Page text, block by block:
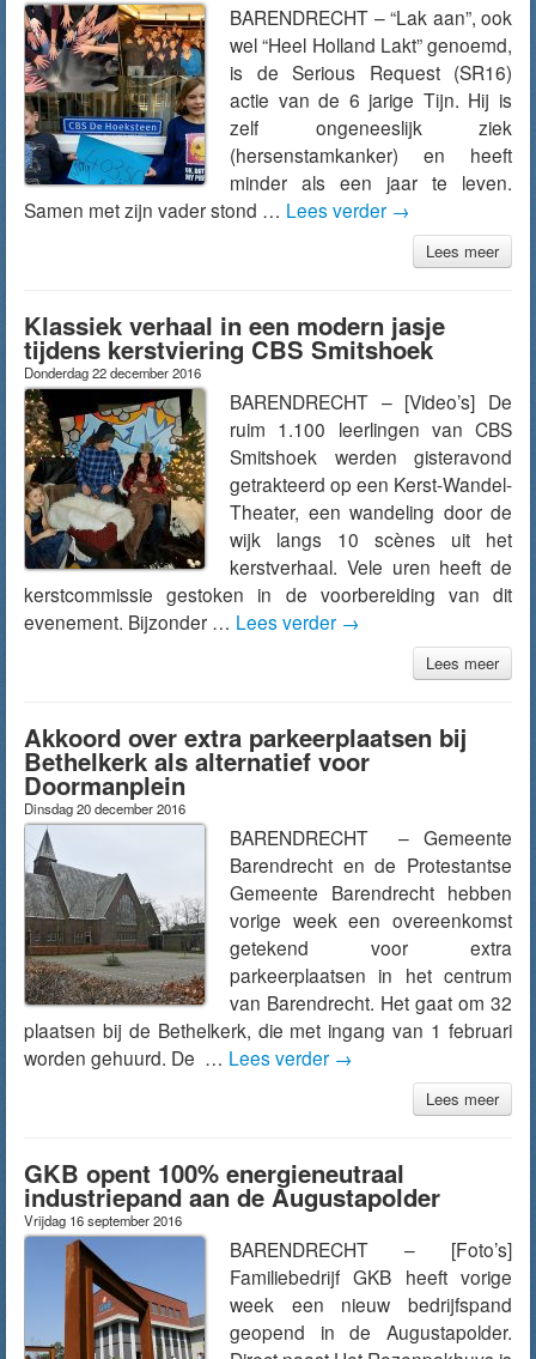
BARENDRECHT – “Lak aan”, ook
wel “Heel Holland Lakt” genoemd,
is de Serious Request (SR16)
actie van de 6 jarige Tijn. Hij is
zelf ongeneeslijk ziek
(hersenstamkanker) en heeft
minder als een jaar te leven.
Samen met zijn vader stond … Lees verder →
Lees meer
Klassiek verhaal in een modern jasje
tijdens kerstviering CBS Smitshoek
Donderdag 22 december 2016
BARENDRECHT – [Video’s] De
ruim 1.100 leerlingen van CBS
Smitshoek werden gisteravond
getrakteerd op een Kerst-Wandel-
Theater, een wandeling door de
wijk langs 10 scènes uit het
kerstverhaal. Vele uren heeft de
kerstcommissie gestoken in de voorbereiding van dit
evenement. Bijzonder … Lees verder →
Lees meer
Akkoord over extra parkeerplaatsen bij
Bethelkerk als alternatief voor
Doormanplein
Dinsdag 20 december 2016
BARENDRECHT – Gemeente
Barendrecht en de Protestantse
Gemeente Barendrecht hebben
vorige week een overeenkomst
getekend voor extra
parkeerplaatsen in het centrum
van Barendrecht. Het gaat om 32
plaatsen bij de Bethelkerk, die met ingang van 1 februari
worden gehuurd. De … Lees verder →
Lees meer
GKB opent 100% energieneutraal
industriepand aan de Augustapolder
Vrijdag 16 september 2016
BARENDRECHT – [Foto’s]
Familiebedrijf GKB heeft vorige
week een nieuw bedrijfspand
geopend in de Augustapolder.